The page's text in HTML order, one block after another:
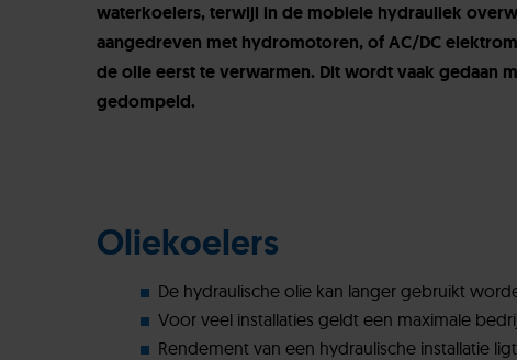
waterkoelers, terwijl in de mobiele hydrauliek
aangedreven met hydromotoren, of AC/DC
de olie eerst te verwarmen. Dit wordt vaak gedaan
gedompeld.
Oliekoelers
De hydraulische olie kan langer gebruikt
Voor veel installaties geldt een maximale
Rendement van een hydraulische installatie